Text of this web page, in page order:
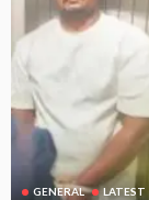
GENERAL LATEST